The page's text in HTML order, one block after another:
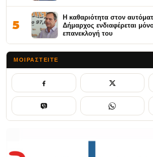
5
Η καθαριότητα στον
Δήμαρχος ενδιαφέρεται
επανεκλογή του
ΜΟΙΡΑΣΤΕΊΤΕ